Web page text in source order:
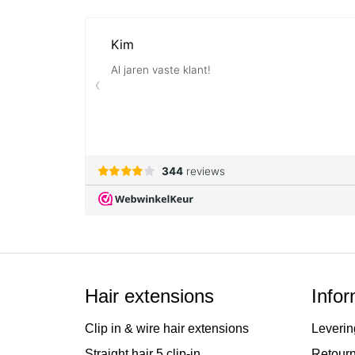
gallerij
Hair extensions
Clip in & wire hair extensions